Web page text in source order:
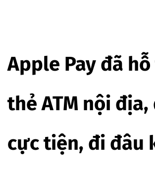
Apple Pay đã
thẻ ATM nội
cực tiện, đi đâu